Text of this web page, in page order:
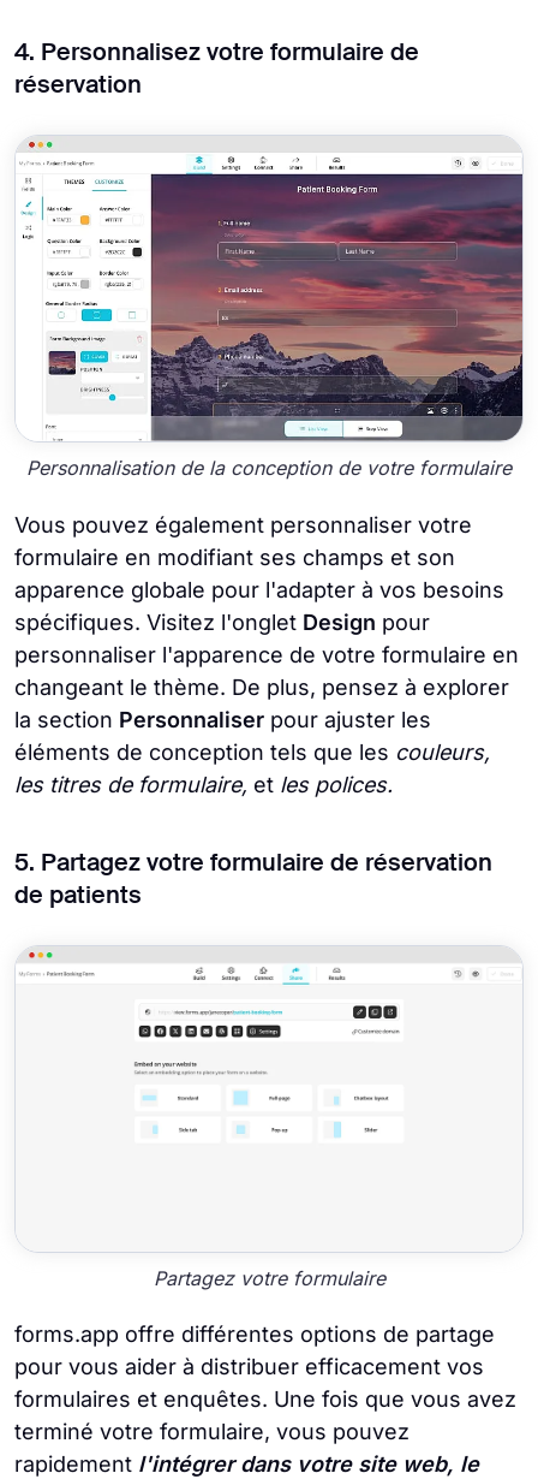
4. Personnalisez votre formulaire de
réservation
Personnalisation de la conception de votre formulaire
Vous pouvez également personnaliser votre
formulaire en modifiant ses champs et son
apparence globale pour l'adapter à vos besoins
spécifiques. Visitez l'onglet Design pour
personnaliser l'apparence de votre formulaire en
changeant le thème. De plus, pensez à explorer
la section Personnaliser pour ajuster les
éléments de conception tels que les couleurs,
les titres de formulaire, et les polices.
5. Partagez votre formulaire de réservation
de patients
Partagez votre formulaire
forms.app offre différentes options de partage
pour vous aider à distribuer efficacement vos
formulaires et enquêtes. Une fois que vous avez
terminé votre formulaire, vous pouvez
rapidement l'intégrer dans votre site web, le